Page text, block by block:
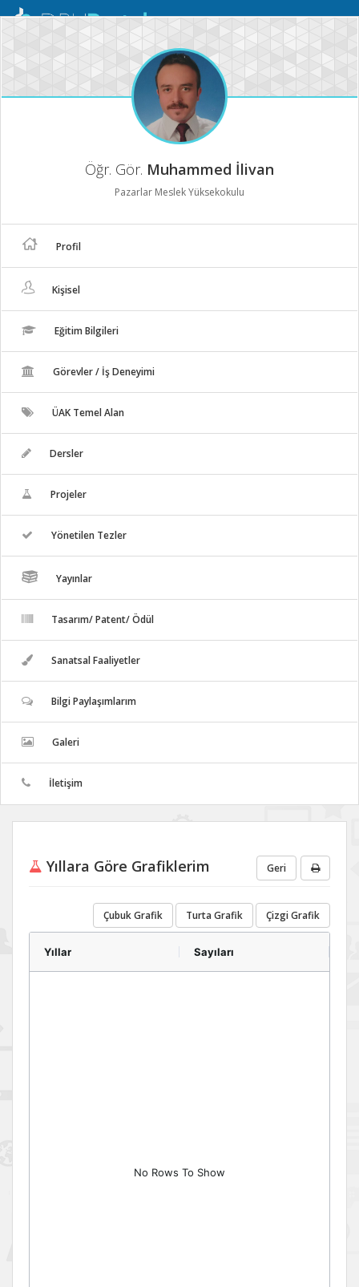
Mobil
Öğr. Gör. Muhammed İlivan
Pazarlar Meslek Yüksekokulu
Profil
Kişisel
Eğitim Bilgileri
Görevler / İş Deneyimi
ÜAK Temel Alan
Dersler
Projeler
Yönetilen Tezler
Yayınlar
Tasarım/ Patent/ Ödül
Sanatsal Faaliyetler
Bilgi Paylaşımlarım
Galeri
İletişim
Yıllara Göre Grafiklerim Geri
Çubuk Grafik Turta Grafik Çizgi Grafik
Yıllar Sayıları
No Rows To Show